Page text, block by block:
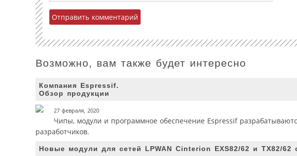
Возможно, вам также будет интересно
Компания Espressif.
Обзор продукции
27 февраля, 2020
Чипы, модули и программное обеспечение Espressif
разработчиков.
Новые модули для сетей LPWAN Cinterion EXS82/62 и TX82/62